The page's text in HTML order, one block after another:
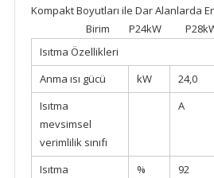
Kompakt Boyutları ile Dar Alanlarda
Birim P24kW
Isıtma Özellikleri
Anma ısı gücü
kW 24,0
Isıtma
mevsimsel
verimlilik sınıfı
A
Isıtma
% 92